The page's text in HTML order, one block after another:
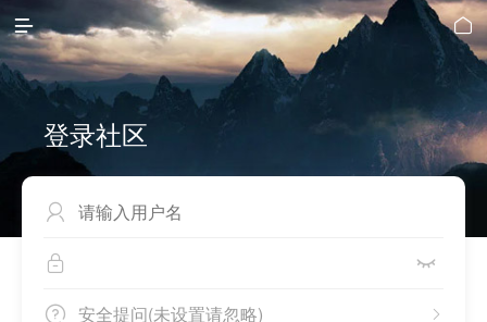
 
登录社区

 
 
安全提问(未设置请忽略)